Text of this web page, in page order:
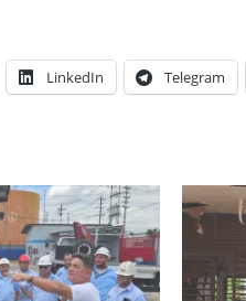
LinkedIn Telegram